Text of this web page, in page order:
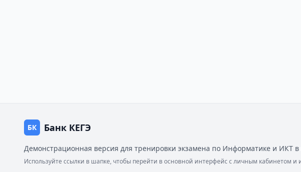
БК Банк КЕГЭ
Демонстрационная версия для тренировки экзамена по Информатике и ИКТ
Используйте ссылки в шапке, чтобы перейти в основной интерфейс с личным кабинетом